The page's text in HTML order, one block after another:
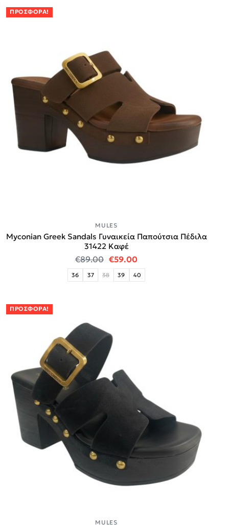
ΠΡΟΣΦΟΡΆ!
MULES
Myconian Greek Sandals Γυναικεία Παπούτσια Πέδιλα
31422 Καφέ
€89.00 Original price was: €89.00.
€59.00Η τρέχουσα τιμή
36 37 38 39 40
ΠΡΟΣΦΟΡΆ!
MULES